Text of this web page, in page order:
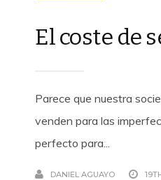
El coste de
Parece que nuestra
venden para las
perfecto para...
DANIEL AGUAYO